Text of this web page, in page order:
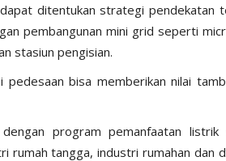
ditentukan strategi pendekatan
pembangunan mini grid seperti
stasiun pengisian.
bisa memberikan nilai
program pemanfaatan
tangga, industri rumahan dan